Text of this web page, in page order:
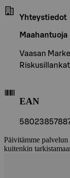
Yhteystiedot
Maahantuoja
Vaasan
EAN
Päivitämme
kuitenkin